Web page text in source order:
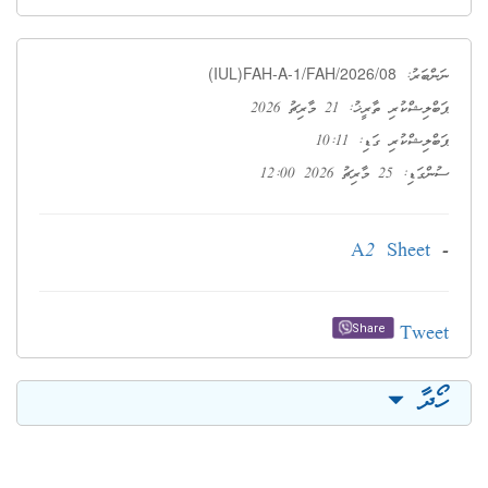
ނަންބަރު: (IUL)FAH-A-1/FAH/2026/08
ޕަބްލިޝްކުރި ތާރީޚު: 21 މާރިޗު 2026
ޕަބްލިޝްކުރި ގަޑި: 10:11
ސުންގަޑި: 25 މާރިޗު 2026 12:00
-
A2 Sheet
Tweet
Share
ހޯދާ